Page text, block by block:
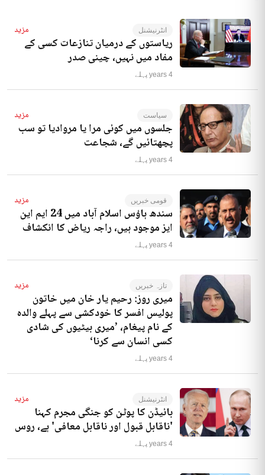
انٹرنیشنل مزید
ریاستوں کے درمیان تنازعات کسی کے
مفاد میں نہیں، چینی صدر
4 years پہلے
سیاست مزید
جلسوں میں کوئی مرا یا مروادیا تو سب
پچھتائیں گے، شجاعت
4 years پہلے
قومی خبریں مزید
سندھ ہاؤس اسلام آباد میں 24 ایم این
ایز موجود ہیں، راجہ ریاض کا انکشاف
4 years پہلے
تازہ خبریں مزید
میری روز: رحیم یار خان میں خاتون
پولیس افسر کا خودکشی سے پہلے والدہ
کے نام پیغام، ’میری بیٹیوں کی شادی
کسی انسان سے کرنا‘
4 years پہلے
انٹرنیشنل مزید
بائیڈن کا پوٹن کو جنگی مجرم کہنا
'ناقابل قبول اور ناقابل معافی' ہے، روس
4 years پہلے